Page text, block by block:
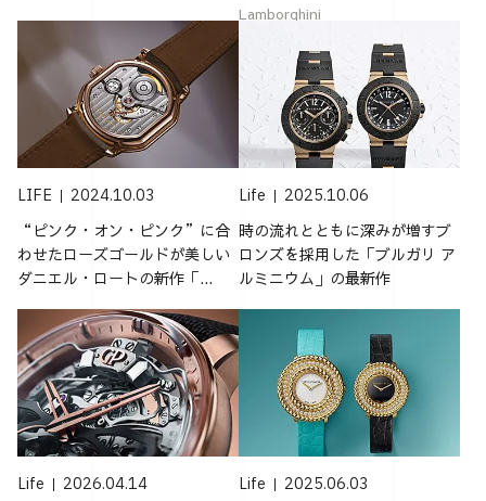
Lamborghini
LIFE 2024.10.03
“ピンク・オン・ピンク”に合
わせたローズゴールドが美しい
ダニエル・ロートの新作「...
Life 2025.10.06
時の流れとともに深みが増すブ
ロンズを採用した「ブルガリ ア
ルミニウム」の最新作
Life 2026.04.14 Life 2025.06.03